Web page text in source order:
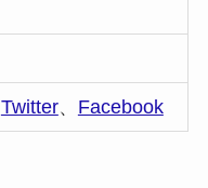
Twitter、 Facebook